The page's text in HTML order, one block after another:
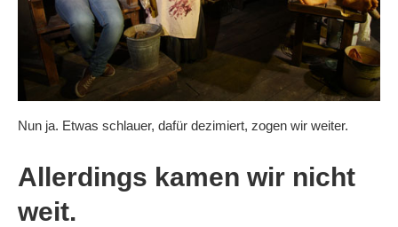
Nun ja. Etwas schlauer, dafür dezimiert, zogen wir weiter.
Allerdings kamen wir nicht
weit.